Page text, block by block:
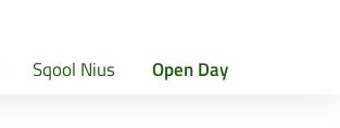
Sqool Nius Open Day